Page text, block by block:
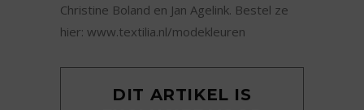
Christine Boland en Jan Agelink. Bestel ze
hier: www.textilia.nl/modekleuren
DIT ARTIKEL IS